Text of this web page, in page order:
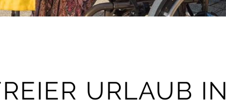
URLAUB IN